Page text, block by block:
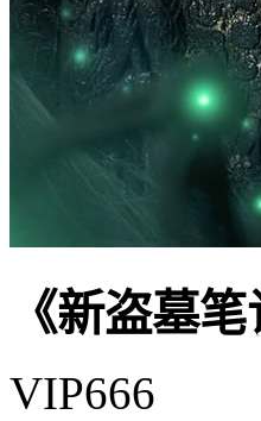
《新盗墓
VIP666